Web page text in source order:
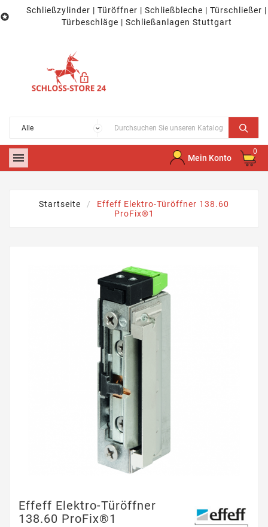

Schließzylinder | Türöffner | Schließbleche | Türschließer |
Türbeschläge | Schließanlagen Stuttgart
 Mein Konto
0
Startseite
Effeff Elektro-Türöffner 138.60
ProFix®1
Effeff Elektro-Türöffner
138.60 ProFix®1